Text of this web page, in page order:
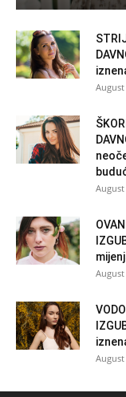
August
August
August
August